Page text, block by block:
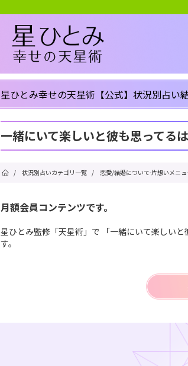
星ひとみ幸せの天星術【公式】状況別占い
一緒にいて楽しいと彼も思ってる
/ 状況別占いカテゴリ一覧 / 恋愛/結婚について-片想いメニ
月額会員コンテンツです。
星ひとみ監修「天星術」で 「一緒にいて楽しい
す。